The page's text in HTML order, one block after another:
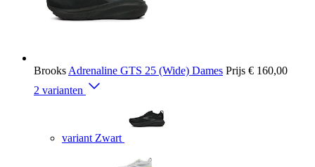
Brooks Adrenaline GTS 25 (Wide) Dames Prijs € 160,00
2 varianten
variant Zwart